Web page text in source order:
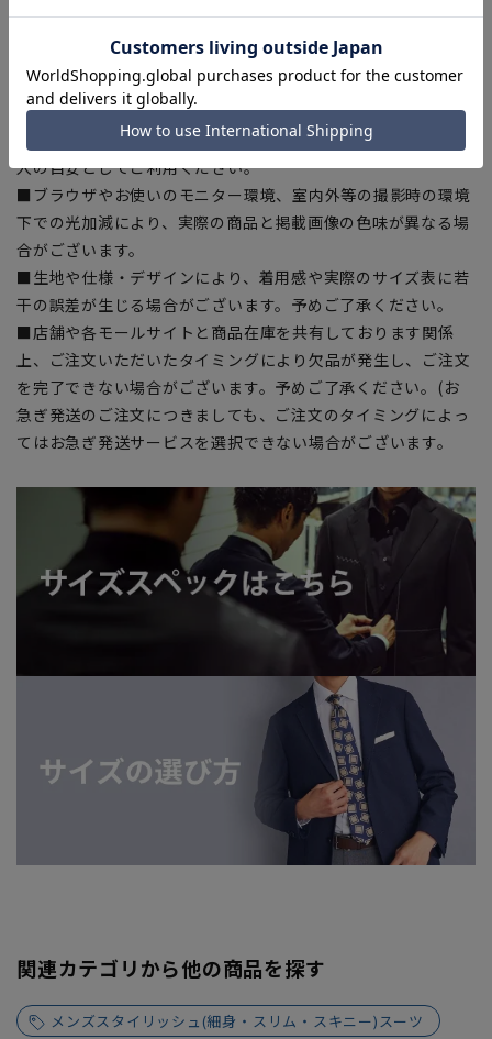
【シルエット】《細め(スリム)》 (当社比)
【商品に関するご注意】
■ゆとり感には個人差があります。サイズ表を確認の上、ご購
入の目安としてご利用ください。
■ブラウザやお使いのモニター環境、室内外等の撮影時の環境
下での光加減により、実際の商品と掲載画像の色味が異なる場
合がございます。
■生地や仕様・デザインにより、着用感や実際のサイズ表に若
干の誤差が生じる場合がございます。予めご了承ください。
■店舗や各モールサイトと商品在庫を共有しております関係
上、ご注文いただいたタイミングにより欠品が発生し、ご注文
を完了できない場合がございます。予めご了承ください。(お
急ぎ発送のご注文につきましても、ご注文のタイミングによっ
てはお急ぎ発送サービスを選択できない場合がございます。
関連カテゴリから他の商品を探す
メンズスタイリッシュ(細身・スリム・スキニー)スーツ